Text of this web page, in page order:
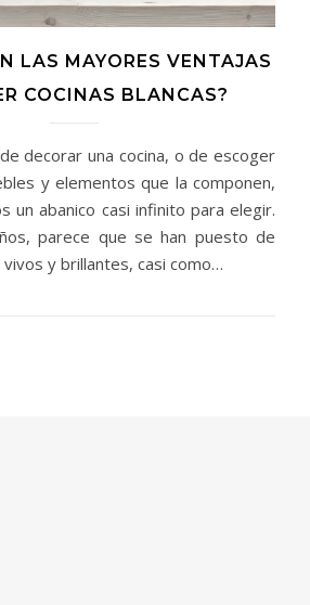
LAS MAYORES VENTAJAS
COCINAS BLANCAS?
decorar una cocina, o de escoger
y elementos que la componen,
un abanico casi infinito para elegir.
parece que se han puesto de
y brillantes, casi como…